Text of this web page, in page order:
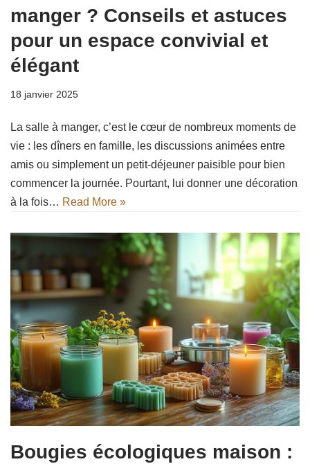
manger ? Conseils et astuces
pour un espace convivial et
élégant
18 janvier 2025
La salle à manger, c’est le cœur de nombreux moments de
vie : les dîners en famille, les discussions animées entre
amis ou simplement un petit-déjeuner paisible pour bien
commencer la journée. Pourtant, lui donner une décoration
à la fois… Read More »
Bougies écologiques maison :